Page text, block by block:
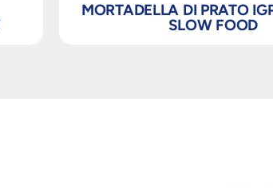
MORTADELLA DI PRATO
SLOW FOOD